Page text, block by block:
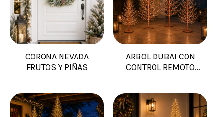
CORONA NEVADA
FRUTOS Y PIÑAS
ARBOL DUBAI CON
CONTROL REMOTO